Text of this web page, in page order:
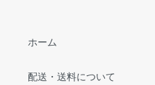
ホーム
配送・送料について